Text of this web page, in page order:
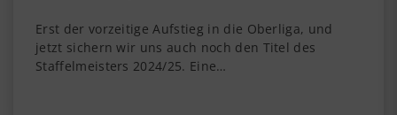
Erst der vorzeitige Aufstieg in die Oberliga, und
jetzt sichern wir uns auch noch den Titel des
Staffelmeisters 2024/25. Eine…